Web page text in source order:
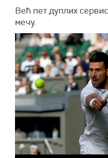
Већ пет дуплих
мечу.